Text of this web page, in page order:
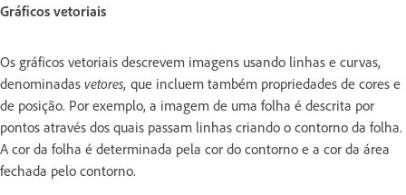
Gráficos vetoriais
Os gráficos vetoriais descrevem imagens usando linhas e curvas,
denominadas vetores, que incluem também propriedades de cores e
de posição. Por exemplo, a imagem de uma folha é descrita por
pontos através dos quais passam linhas criando o contorno da folha.
A cor da folha é determinada pela cor do contorno e a cor da área
fechada pelo contorno.